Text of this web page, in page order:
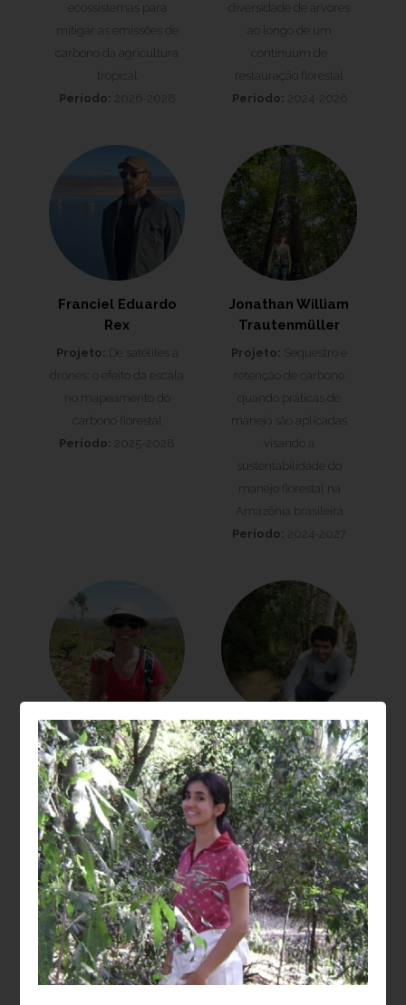
ecossistemas para
mitigar as emissões de
carbono da agricultura
tropical
Período: 2026-2028
diversidade de árvores
ao longo de um
continuum de
restauraçāo florestal
Período: 2024-2026
Franciel Eduardo
Rex
Projeto: De satélites a
drones: o efeito da escala
no mapeamento do
carbono florestal
Período: 2025-2028
Jonathan William
Trautenmüller
Projeto: Sequestro e
retenção de carbono
quando práticas de
manejo são aplicadas
visando a
sustentabilidade do
manejo florestal na
Amazônia brasileira
Período: 2024-2027
Laura Barbosa
Vedovato
Projeto:Recuperação
da biodiversidade e
estoques de carbono na
restauração de
paisagens florestais
Período:2024-2026
Moisés Silveira
Lobão
Projeto:
Dendroclimatologia em
Sistemas agroflorestais
(SAFs): relações entre
sanidade, crescimento
diamétrico e mudanças
climáticas em cacau e
cupuaçu na Amazônia
Período:2025-2026